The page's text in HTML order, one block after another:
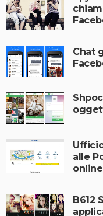
Chat
alle
online
B612